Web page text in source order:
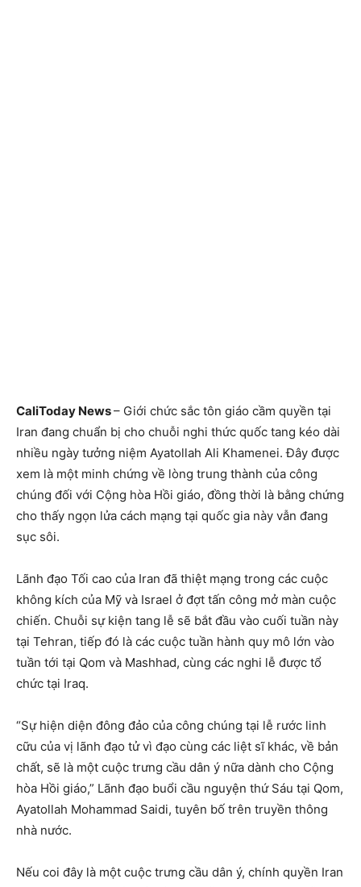
CaliToday News– Giới chức sắc tôn giáo cầm quyền tại
Iran đang chuẩn bị cho chuỗi nghi thức quốc tang kéo dài
nhiều ngày tưởng niệm Ayatollah Ali Khamenei. Đây được
xem là một minh chứng về lòng trung thành của công
chúng đối với Cộng hòa Hồi giáo, đồng thời là bằng chứng
cho thấy ngọn lửa cách mạng tại quốc gia này vẫn đang
sục sôi.
Lãnh đạo Tối cao của Iran đã thiệt mạng trong các cuộc
không kích của Mỹ và Israel ở đợt tấn công mở màn cuộc
chiến. Chuỗi sự kiện tang lễ sẽ bắt đầu vào cuối tuần này
tại Tehran, tiếp đó là các cuộc tuần hành quy mô lớn vào
tuần tới tại Qom và Mashhad, cùng các nghi lễ được tổ
chức tại Iraq.
“Sự hiện diện đông đảo của công chúng tại lễ rước linh
cữu của vị lãnh đạo tử vì đạo cùng các liệt sĩ khác, về bản
chất, sẽ là một cuộc trưng cầu dân ý nữa dành cho Cộng
hòa Hồi giáo,” Lãnh đạo buổi cầu nguyện thứ Sáu tại Qom,
Ayatollah Mohammad Saidi, tuyên bố trên truyền thông
nhà nước.
Nếu coi đây là một cuộc trưng cầu dân ý, chính quyền Iran